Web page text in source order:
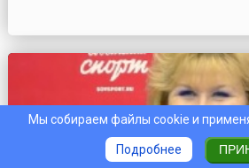
Мы собираем файлы cookie и
Подробнее